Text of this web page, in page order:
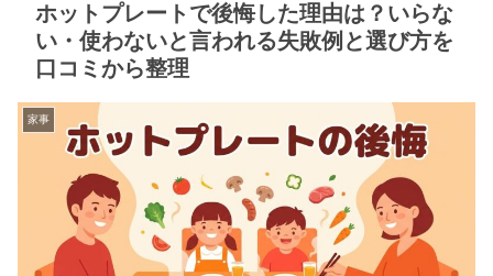
ホットプレートで後悔した理由は？いらな
い・使わないと言われる失敗例と選び方を
口コミから整理
家事